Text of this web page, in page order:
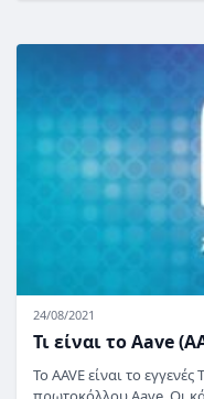
24/08/2021
Τι είναι το Aave
Το AAVE είναι το